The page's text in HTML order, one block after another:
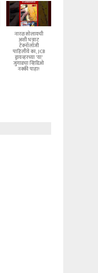
नारळ सोलायची
अशी भन्नाट
टेक्नॉलॉजी
पाहिलीये का, JCB
ड्रायव्हरच्या 'या'
जुगाडचा व्हिडिओ
नक्की पाहा!